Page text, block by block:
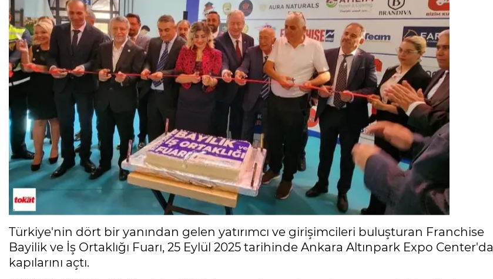
Türkiye'nin dört bir yanından gelen yatırımcı ve girişimcileri buluşturan Franchise
Bayilik ve İş Ortaklığı Fuarı, 25 Eylül 2025 tarihinde Ankara Altınpark Expo Center'da
kapılarını açtı.